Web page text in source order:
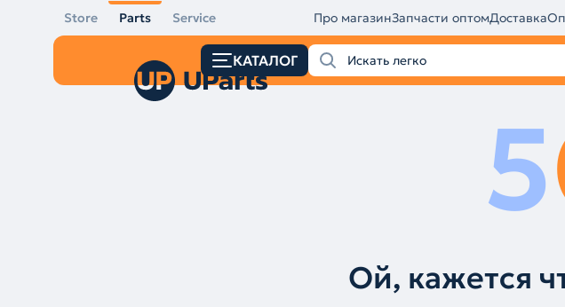
Store Parts Service Про магазинЗапчасти оптомДоставка
КАТАЛОГ
5
Ой, кажется